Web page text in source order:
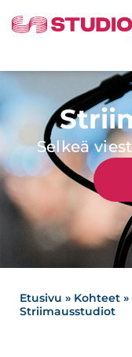
Selkeä
Etusivu » Kohteet »
Striimausstudiot